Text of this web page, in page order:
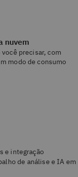
nuvem
precisar, com
modo de consumo
e integração
de análise e IA em